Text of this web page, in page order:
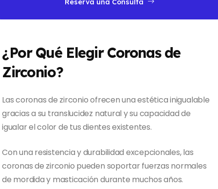
¿Por Qué Elegir Coronas de
Zirconio?
Las coronas de zirconio ofrecen una estética inigualable
gracias a su translucidez natural y su capacidad de
igualar el color de tus dientes existentes.
Con una resistencia y durabilidad excepcionales, las
coronas de zirconio pueden soportar fuerzas normales
de mordida y masticación durante muchos años.